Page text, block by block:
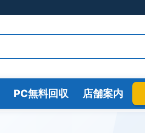
PC無料回収 店舗案内